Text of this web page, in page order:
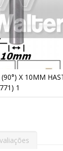
X 10MM
1